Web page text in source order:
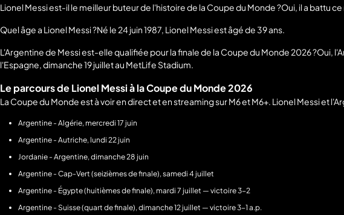
Lionel Messi est-il le meilleur buteur de l'histoire de la Coupe du Monde ?Oui, il a battu
Quel âge a Lionel Messi ?Né le 24 juin 1987, Lionel Messi est âgé de 39 ans.
L'Argentine de Messi est-elle qualifiée pour la finale de la Coupe du Monde 2026 ?Oui,
l'Espagne, dimanche 19 juillet au MetLife Stadium.
Le parcours de Lionel Messi à la Coupe du Monde 2026
La Coupe du Monde est à voir en direct et en streaming sur M6 et M6+. Lionel Messi et
Argentine - Algérie, mercredi 17 juin
Argentine - Autriche, lundi 22 juin
Jordanie - Argentine, dimanche 28 juin
Argentine - Cap-Vert (seizièmes de finale), samedi 4 juillet
Argentine - Égypte (huitièmes de finale), mardi 7 juillet — victoire 3-2
Argentine - Suisse (quart de finale), dimanche 12 juillet — victoire 3-1 a.p.